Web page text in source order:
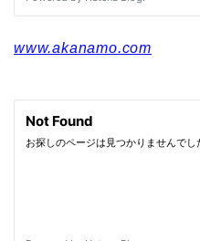
www.akanamo.com